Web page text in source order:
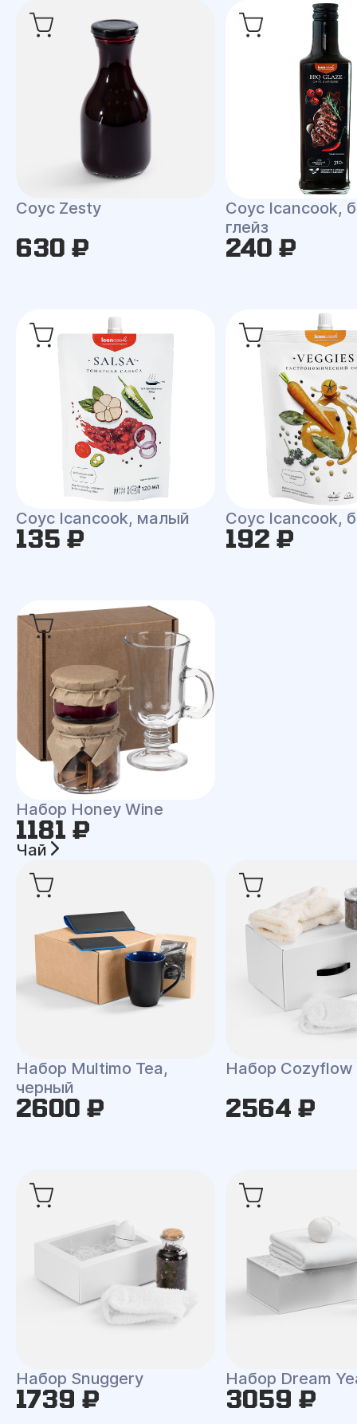
Соус Zesty
630 ₽
Соус Icancook,
глейз
240 ₽
Соус Icancook, малый
135 ₽
Соус Icancook,
192 ₽
Набор Honey Wine
1181 ₽
Чай
Набор Multimo Tea,
черный
2600 ₽
Набор Cozyflow
2564 ₽
Набор Snuggery
1739 ₽
Набор Dream
3059 ₽